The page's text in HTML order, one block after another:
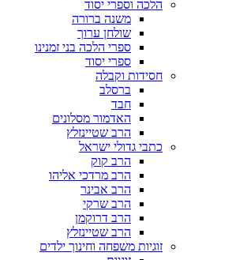
הלכה וספרי יסוד
משנה ברורה
שולחן ערוך
ספרי הלכה בני זמנינו
ספרי יסוד
חסידות וקבלה
ברסלב
חבד
האדמור מסלונים
הרב שטיינזלץ
כתבי גדולי ישראל
הרב קוק
הרב מרדכי אליהו
הרב אבינר
הרב שרקי
הרב דרוקמן
הרב שטיינזלץ
זוגיות משפחה וחינוך ילדים